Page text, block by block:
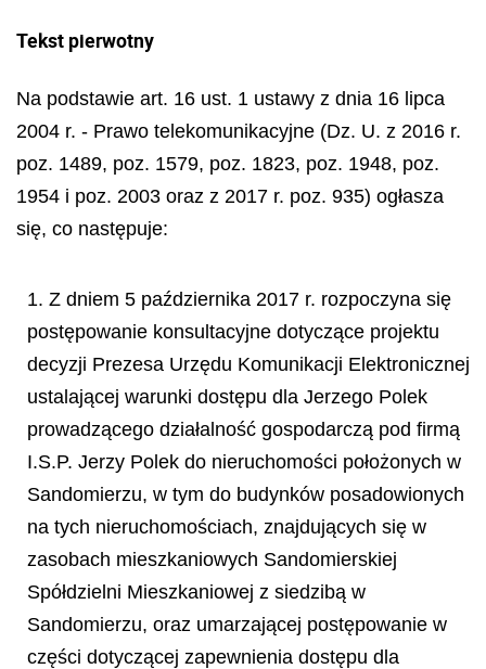
Tekst pierwotny
Na podstawie art. 16 ust. 1 ustawy z dnia 16 lipca
2004 r. - Prawo telekomunikacyjne (Dz. U. z 2016 r.
poz. 1489, poz. 1579, poz. 1823, poz. 1948, poz.
1954 i poz. 2003 oraz z 2017 r. poz. 935) ogłasza
się, co następuje:
1. Z dniem 5 października 2017 r. rozpoczyna się
postępowanie konsultacyjne dotyczące projektu
decyzji Prezesa Urzędu Komunikacji Elektronicznej
ustalającej warunki dostępu dla Jerzego Polek
prowadzącego działalność gospodarczą pod firmą
I.S.P. Jerzy Polek do nieruchomości położonych w
Sandomierzu, w tym do budynków posadowionych
na tych nieruchomościach, znajdujących się w
zasobach mieszkaniowych Sandomierskiej
Spółdzielni Mieszkaniowej z siedzibą w
Sandomierzu, oraz umarzającej postępowanie w
części dotyczącej zapewnienia dostępu dla